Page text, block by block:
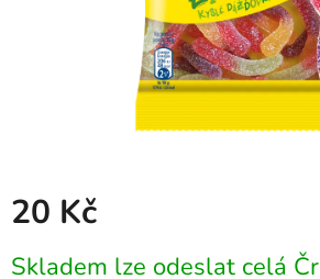
20 Kč
cena:
Skladem lze odeslat celá Čr